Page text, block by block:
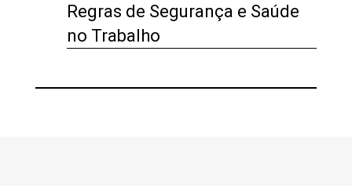
Regras de Segurança e Saúde
no Trabalho